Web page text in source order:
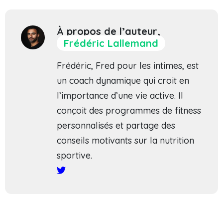
À propos de l’auteur,
Frédéric Lallemand
Frédéric, Fred pour les intimes, est
un coach dynamique qui croit en
l’importance d’une vie active. Il
conçoit des programmes de fitness
personnalisés et partage des
conseils motivants sur la nutrition
sportive.